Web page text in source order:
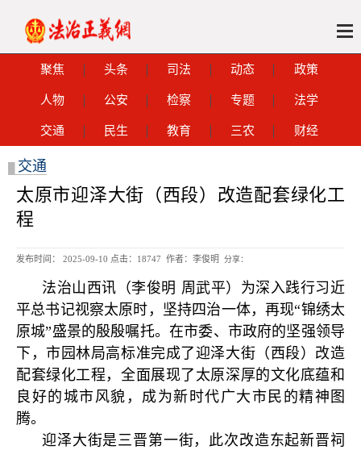
聚焦 头条 司法 动态 政策
人物 公安 检察 专题 法学
交通 民生 教育 三农 财经
交通
太原市迎泽大街（西段）改造配套绿化工
程
发布时间： 2025-09-10 点击： 18747 作者：李俊明 分享：
法治山西讯（李俊明 周武平）为深入践行习近
平总书记视察太原时，坚持四治一体，再现“锦绣太
原城”盛景的殷殷嘱托。在市委、市政府的坚强领导
下，市园林局高标准完成了迎泽大街（西段）改造
配套绿化工程，全面展现了太原深厚的文化底蕴和
良好的城市风貌，成为新时代广大市民的精神图
腾。
迎泽大街是三晋第一街，此次改造东起新晋祠